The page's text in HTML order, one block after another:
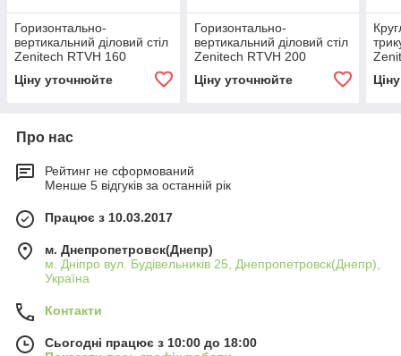
Горизонтально-
вертикальний діловий стіл
Zenitech RTVH 160
Ціну уточнюйте
Горизонтально-
вертикальний діловий стіл
Zenitech RTVH 200
Ціну уточнюйте
Про нас
Рейтинг не сформований
Менше 5 відгуків за останній рік
Працює з 10.03.2017
м. Днепропетровск(Днепр)
м. Дніпро вул. Будівельників 25, Днепропетровск(Днепр),
Україна
Контакти
Сьогодні працює з 10:00 до 18:00